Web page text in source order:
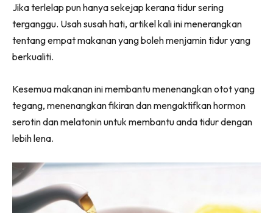
Jika terlelap pun hanya sekejap kerana tidur sering
terganggu. Usah susah hati, artikel kali ini menerangkan
tentang empat makanan yang boleh menjamin tidur yang
berkualiti.
Kesemua makanan ini membantu menenangkan otot yang
tegang, menenangkan fikiran dan mengaktifkan hormon
serotin dan melatonin untuk membantu anda tidur dengan
lebih lena.